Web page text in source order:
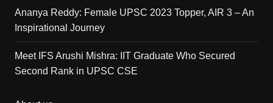
Ananya Reddy: Female UPSC 2023 Topper, AIR 3 – An
Inspirational Journey
Meet IFS Arushi Mishra: IIT Graduate Who Secured
Second Rank in UPSC CSE